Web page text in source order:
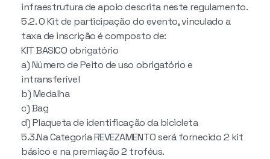
infraestrutura de apoio descrita neste regulamento.
5.2. O Kit de participação do evento, vinculado a
taxa de inscrição é composto de:
KIT BASICO obrigatório
a) Número de Peito de uso obrigatório e
intransferível
b) Medalha
c) Bag
d) Plaqueta de identificação da bicicleta
5.3.Na Categoria REVEZAMENTO será fornecido 2 kit
básico e na premiação 2 troféus.